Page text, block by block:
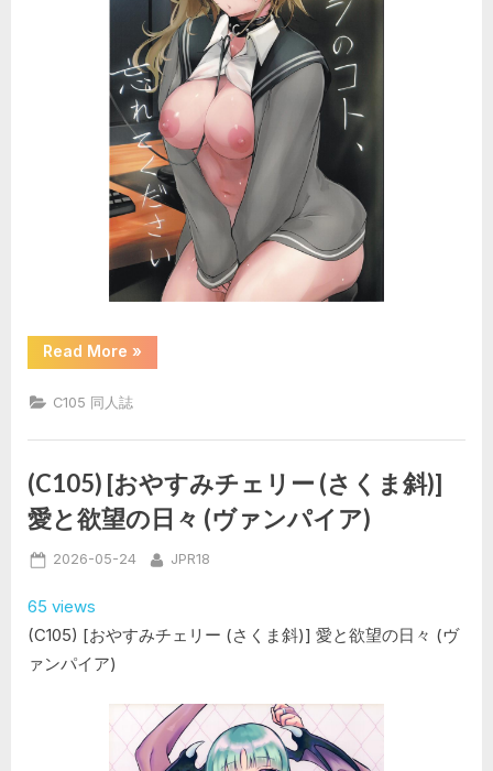
Read More “(C105)
[Dream
(綴
り)]
タ
の
コ
ト、
忘
れ
て
く
»
C105 同人誌
(C105) [おやすみチェリー (さくま斜)]
愛と欲望の日々 (ヴァンパイア)
Posted
2026-05-24 By
JPR18
65 views
(C105) [おやすみチェリー (さくま斜)] 愛と欲望の日々 (ヴ
ァンパイア)